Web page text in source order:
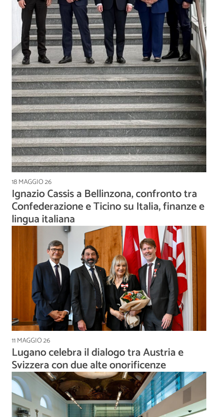
18 MAGGIO 26
Ignazio Cassis a Bellinzona, confronto tra
Confederazione e Ticino su Italia, finanze e
lingua italiana
11 MAGGIO 26
Lugano celebra il dialogo tra Austria e
Svizzera con due alte onorificenze